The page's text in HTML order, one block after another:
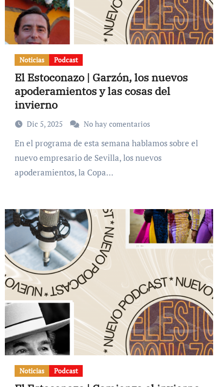
Noticias Podcast
El Estoconazo | Garzón, los nuevos
apoderamientos y las cosas del
invierno
Dic 5, 2025 No hay comentarios
En el programa de esta semana hablamos sobre el
nuevo empresario de Sevilla, los nuevos
apoderamientos, la Copa…
Noticias Podcast